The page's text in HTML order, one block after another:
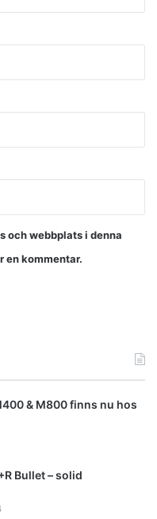
och webbplats i denna
en kommentar.
& M800 finns nu hos
Bullet – solid